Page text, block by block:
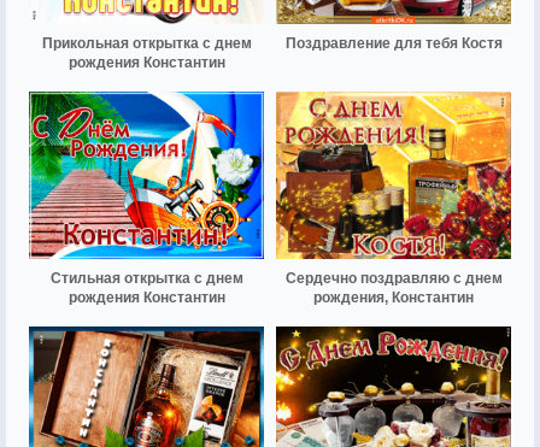
Прикольная открытка с днем
рождения Константин
Поздравление для тебя Костя
Стильная открытка с днем
рождения Константин
Сердечно поздравляю с днем
рождения, Константин